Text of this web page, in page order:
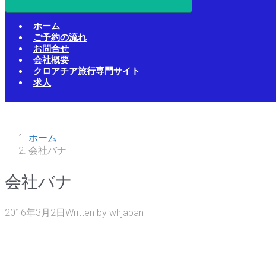
ホーム
ご予約の流れ
お問合せ
会社概要
クロアチア旅行専門サイト
求人
ホーム
会社バナ
会社バナ
2016年3月2日 Written by whjapan